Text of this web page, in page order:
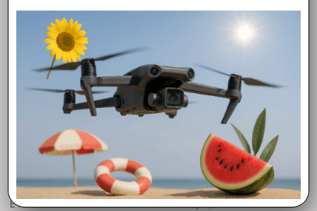
◎ Conservazione
Domande frequenti
Per cosa è progettata la borsa STARTRC?
È stata progettata appositamente per trasportare e
conservare il drone DJI Mavic 4 Pro.
Può contenere anche altri modelli di drone?
No, è sagomata specificamente per il DJI Mavic 4 Pro e
potrebbe non adattarsi ad altri modelli.
La borsa è impermeabile?
È realizzata in materiale resistente all’acqua, ma non è